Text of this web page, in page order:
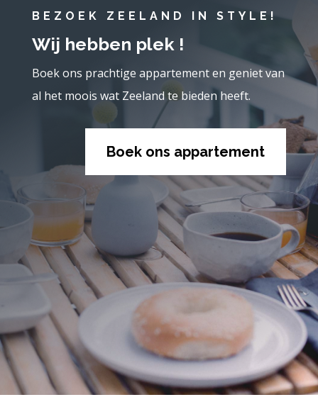
BEZOEK ZEELAND IN STYLE!
Wij hebben plek !
Boek ons prachtige appartement en geniet van
al het moois wat Zeeland te bieden heeft.
Boek ons appartement